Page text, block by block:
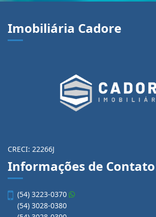
Imobiliária Cadore
CRECI: 22266J
Informações de Contato
(54) 3223-0370
(54) 3028-0380